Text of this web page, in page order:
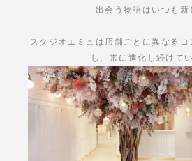
出会う物語はいつも新
スタジオエミュは店舗ごとに異なる
し、常に進化し続けてい
あなただけの物語をお楽し